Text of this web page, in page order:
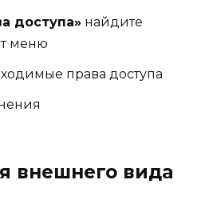
доступа» найдите
меню
права доступа
внешнего вида